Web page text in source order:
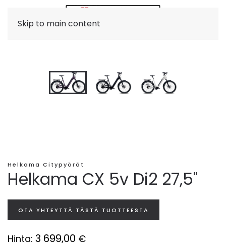
Skip to main content
Helkama Citypyörät
Helkama CX 5v Di2 27,5"
OTA YHTEYTTÄ TÄSTÄ TUOTTEESTA
Hinta: 3 699,00 €